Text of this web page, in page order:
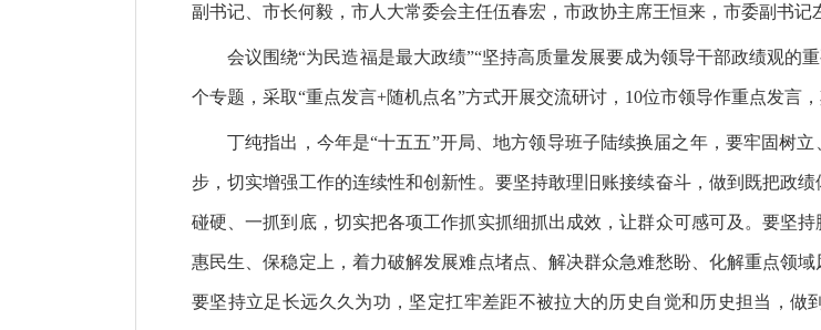
副书记、市长何毅，市人大常委会主任伍春宏，市政协主席王恒来，市委副书记
会议围绕“为民造福是最大政绩”“坚持高质量发展要成为领导干部政绩观的
个专题，采取“重点发言+随机点名”方式开展交流研讨，10位市领导作重点发言
丁纯指出，今年是“十五五”开局、地方领导班子陆续换届之年，要牢固树
步，切实增强工作的连续性和创新性。要坚持敢理旧账接续奋斗，做到既把政
碰硬、一抓到底，切实把各项工作抓实抓细抓出成效，让群众可感可及。要坚
惠民生、保稳定上，着力破解发展难点堵点、解决群众急难愁盼、化解重点领
要坚持立足长远久久为功，坚定扛牢差距不被拉大的历史自觉和历史担当，